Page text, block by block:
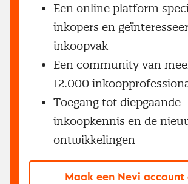
Een online platform
inkopers en
inkoopvak
Een community van
12.000
Toegang tot diepgaande
inkoopkennis en de
ontwikkelingen
Maak een Nevi account